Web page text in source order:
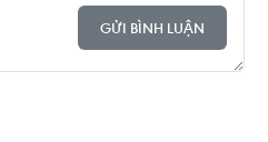
GỬI BÌNH LUẬN